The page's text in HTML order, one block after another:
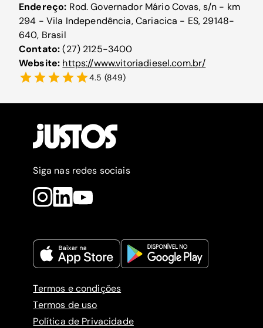
Endereço: Rod. Governador Mário Covas, s/n - km
294 - Vila Independência, Cariacica - ES, 29148-
640, Brasil
Contato:(27) 2125-3400
Website: https://www.vitoriadiesel.com.br/
4.5 (849)
Siga nas redes sociais
Termos e condições
Termos de uso
Política de Privacidade